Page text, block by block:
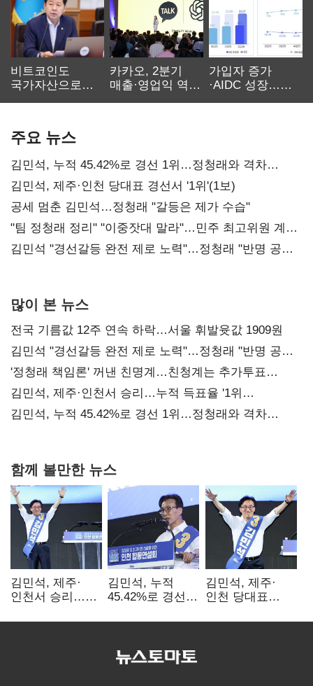
비트코인도
국가자산으로…'
카카오, 2분기
매출·영업익 역대
가입자 증가
·AIDC 성장…
주요 뉴스
김민석, 누적 45.42%로 경선 1위…정청래와 격차
0.86%p(2보)
김민석, 제주·인천 당대표 경선서 '1위'(1보)
공세 멈춘 김민석…정청래 "갈등은 제가 수습"
"팀 정청래 정리" "이중잣대 말라"…민주 최고위원 계파
다툼 격화
김민석 "경선갈등 완전 제로 노력"…정청래 "반명 공세
많이 본 뉴스
전국 기름값 12주 연속 하락…서울 휘발윳값 1909원
김민석 "경선갈등 완전 제로 노력"…정청래 "반명 공세
사과부터"
'정청래 책임론' 꺼낸 친명계…친청계는 추가투표
때리기
김민석, 제주·인천서 승리…누적 득표율 '1위
탈환'(종합)
김민석, 누적 45.42%로 경선 1위…정청래와 격차
함께 볼만한 뉴스
김민석, 제주·
인천서 승리…
탈환'(종합)
김민석, 누적
45.42%로 경선
격차
김민석, 제주·
인천 당대표